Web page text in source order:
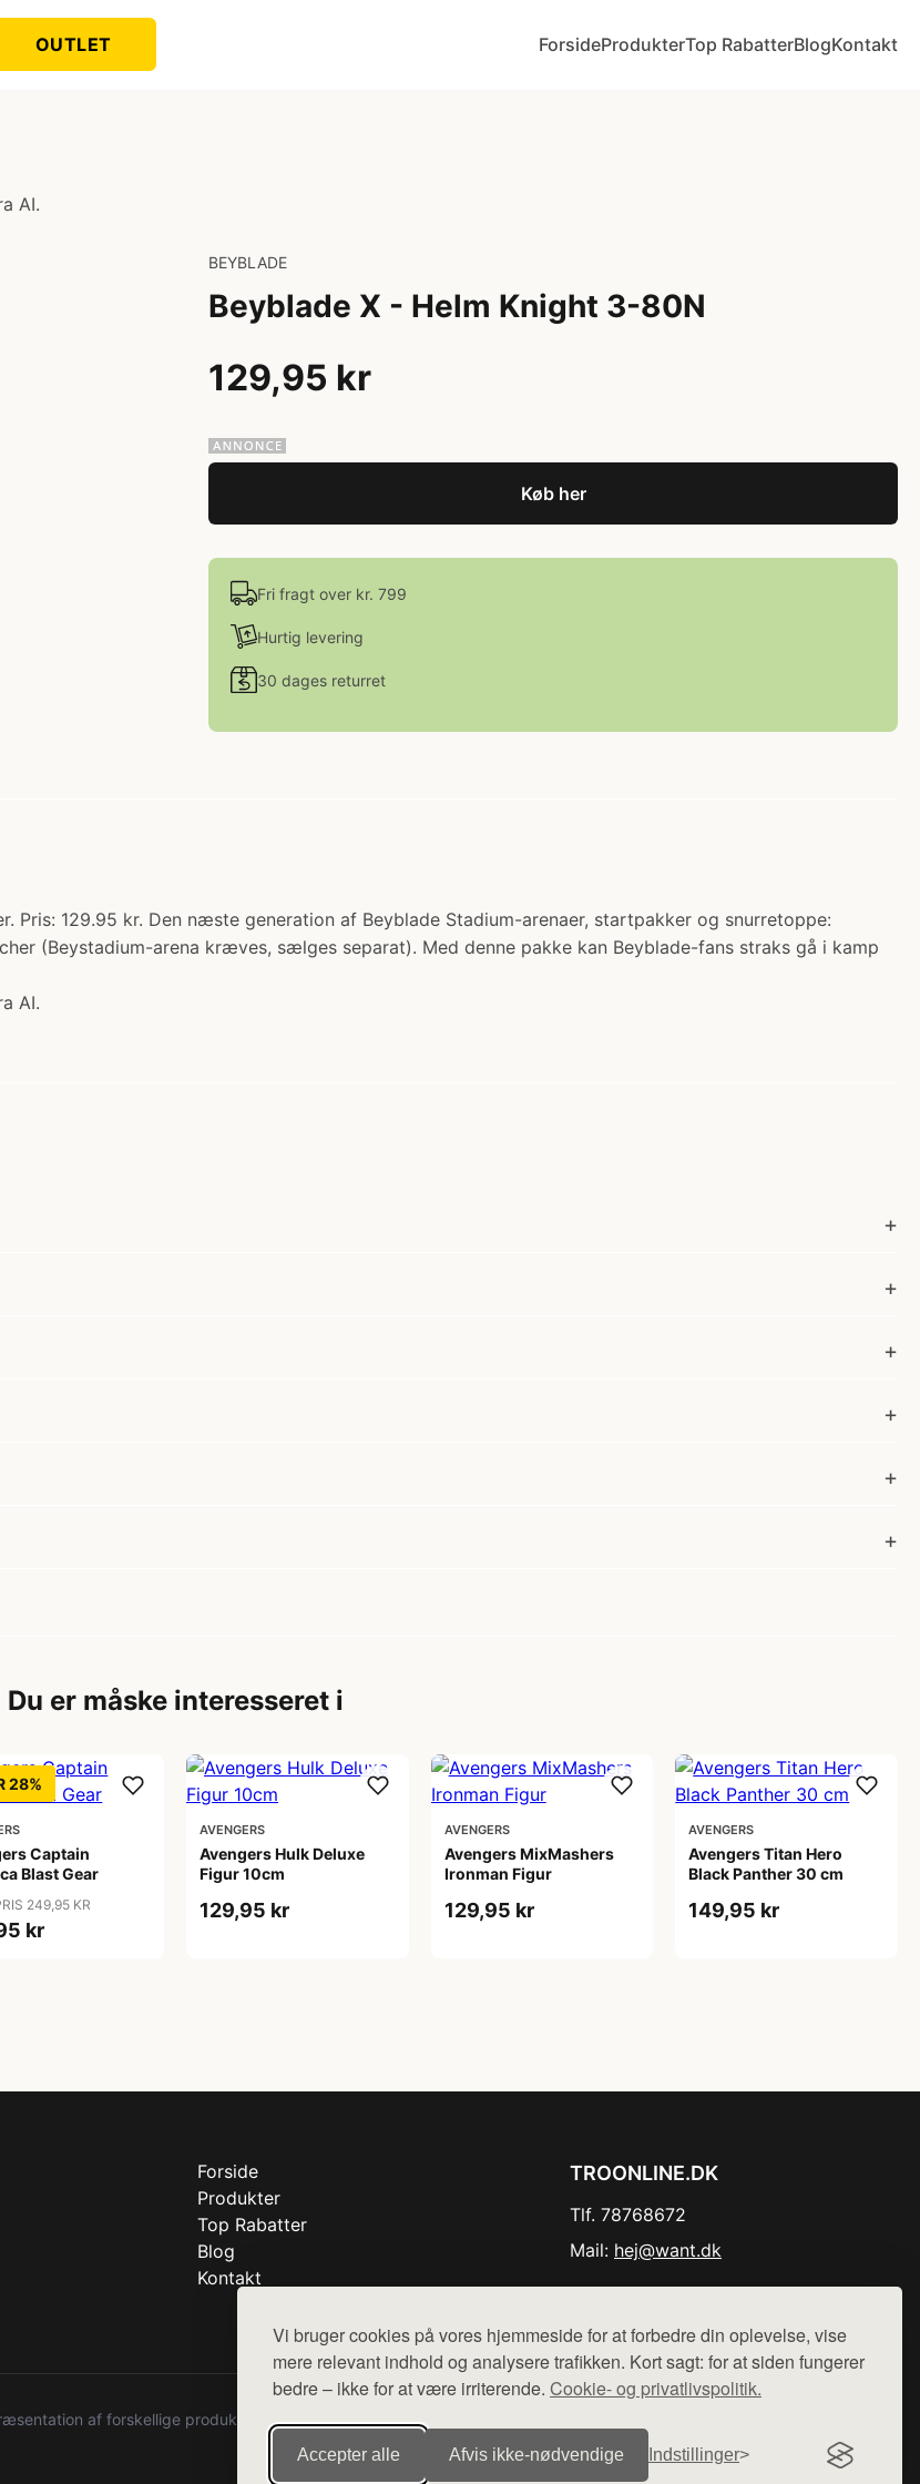
Vi bruger cookies på vores hjemmeside for at forbedre din oplevelse, vise
mere relevant indhold og analysere trafikken. Kort sagt: for at siden fungerer
bedre – ikke for at være irriterende. Cookie- og privatlivspolitik.
Accepter alle Afvis ikke‑nødvendige Indstillinger
OUTLET ForsideProdukterTop RabatterBlogKontakt
AI.
BEYBLADE
Beyblade X - Helm Knight 3-80N
129,95 kr
Køb her
Fri fragt over kr. 799
Hurtig levering
30 dages returret
Pris: 129.95 kr. Den næste generation af Beyblade Stadium-arenaer, startpakker og snurretoppe:
(Beystadium-arena kræves, sælges separat). Med denne pakke kan Beyblade-fans straks gå i kamp
AI.
Du er måske interesseret i
28%
Captain
Blast Gear
249,95 KR
kr
AVENGERS
Avengers Hulk Deluxe
Figur 10cm
129,95 kr
AVENGERS
Avengers MixMashers
Ironman Figur
129,95 kr
AVENGERS
Avengers Titan Hero
Black Panther 30 cm
149,95 kr
Forside
Produkter
Top Rabatter
Blog
Kontakt
TROONLINE.DK
Tlf. 78768672
Mail: hej@want.dk
af forskellige produkter fra diverse webshops. Der sælges ikke varer fra denne side - vi henviser til de shops,